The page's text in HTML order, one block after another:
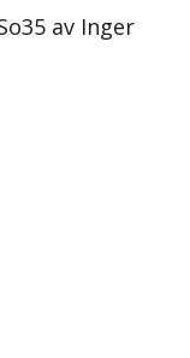
av Inger